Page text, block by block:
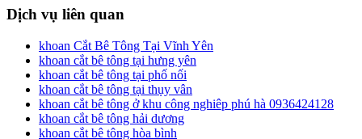
Dịch vụ liên quan
khoan Cắt Bê Tông Tại Vĩnh Yên
khoan cắt bê tông tại hưng yên
khoan cắt bê tông tại phố nối
khoan cắt bê tông tại thụy vân
khoan cắt bê tông ở khu công nghiêp phú hà 0936424128
khoan cắt bê tông hải dương
khoan cắt bê tông hòa bình